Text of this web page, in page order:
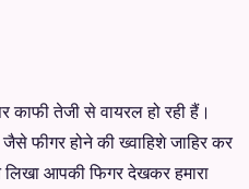
काफी तेजी से वायरल हो रही हैं।
फीगर होने की ख्वाहिशे जाहिर कर
आपकी फिगर देखकर हमारा